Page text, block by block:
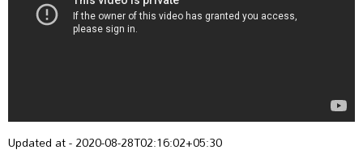
Updated at - 2020-08-28T02:16:02+05:30